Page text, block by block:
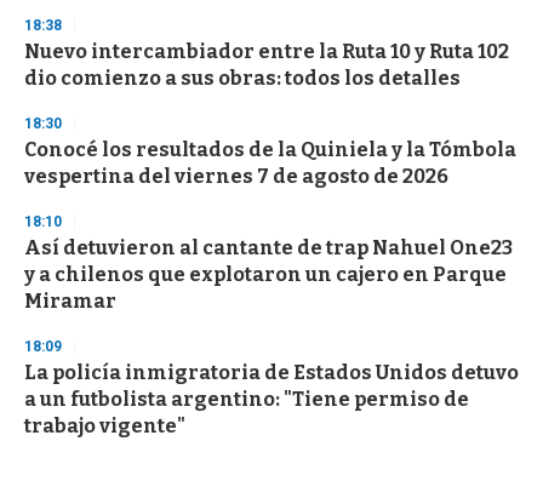
18:38
Nuevo intercambiador entre la Ruta 10 y Ruta 102
dio comienzo a sus obras: todos los detalles
18:30
Conocé los resultados de la Quiniela y la Tómbola
vespertina del viernes 7 de agosto de 2026
18:10
Así detuvieron al cantante de trap Nahuel One23
y a chilenos que explotaron un cajero en Parque
Miramar
18:09
La policía inmigratoria de Estados Unidos detuvo
a un futbolista argentino: "Tiene permiso de
trabajo vigente"